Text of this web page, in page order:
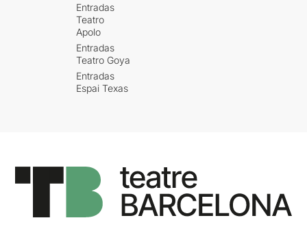
Entradas
Teatro
Apolo
Entradas
Teatro Goya
Entradas
Espai Texas